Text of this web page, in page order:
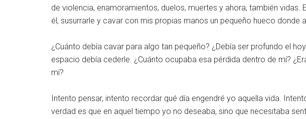
de violencia, enamoramientos, duelos, muertes y ahora, también
él, susurrarle y cavar con mis propias manos un pequeño hueco donde
¿Cuánto debía cavar para algo tan pequeño? ¿Debía ser profundo el
espacio debía cederle. ¿Cuánto ocupaba esa pérdida dentro de mí?
mí?
Intento pensar, intento recordar qué día engendré yo aquella vida.
verdad es que en aquel tiempo yo no deseaba, sino que necesitaba